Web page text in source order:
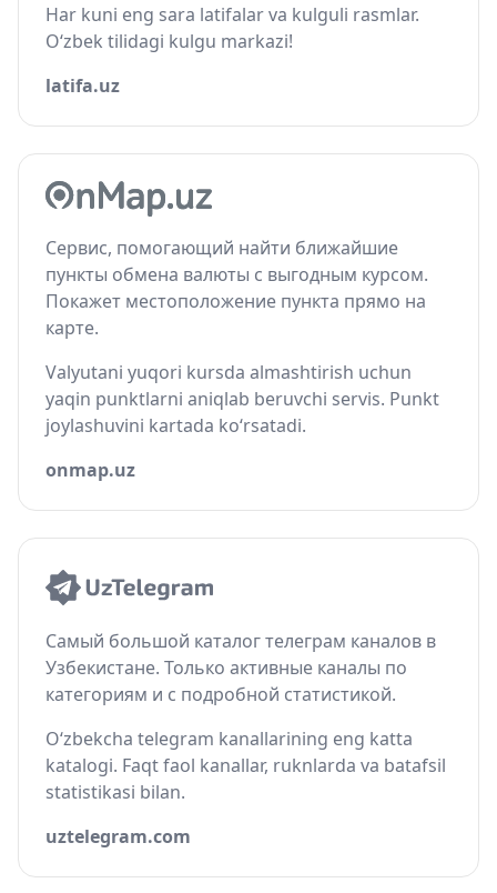
Har kuni eng sara latifalar va kulguli rasmlar.
O‘zbek tilidagi kulgu markazi!
latifa.uz
Сервис, помогающий найти ближайшие
пункты обмена валюты с выгодным курсом.
Покажет местоположение пункта прямо на
карте.
Valyutani yuqori kursda almashtirish uchun
yaqin punktlarni aniqlab beruvchi servis. Punkt
joylashuvini kartada ko‘rsatadi.
onmap.uz
Самый большой каталог телеграм каналов в
Узбекистане. Только активные каналы по
категориям и с подробной статистикой.
O‘zbekcha telegram kanallarining eng katta
katalogi. Faqt faol kanallar, ruknlarda va batafsil
statistikasi bilan.
uztelegram.com